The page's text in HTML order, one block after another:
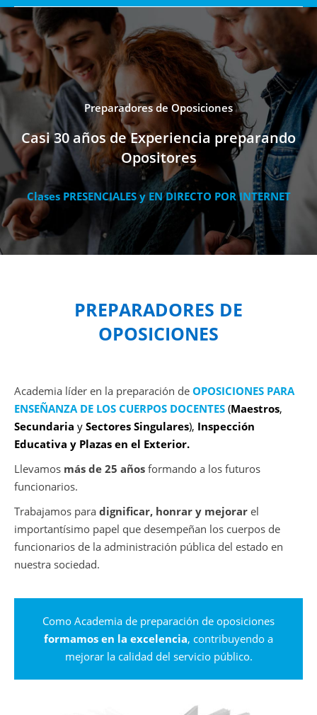
Preparadores de Oposiciones
Casi 30 años de Experiencia preparando
Opositores
Clases PRESENCIALES y EN DIRECTO POR INTERNET
PREPARADORES DE
OPOSICIONES
Academia líder en la preparación de OPOSICIONES PARA
ENSEÑANZA DE LOS CUERPOS DOCENTES (Maestros,
Secundaria y Sectores Singulares), Inspección
Educativa y Plazas en el Exterior.
Llevamos más de 25 años formando a los futuros
funcionarios.
Trabajamos para dignificar, honrar y mejorar el
importantísimo papel que desempeñan los cuerpos de
funcionarios de la administración pública del estado en
nuestra sociedad.
Como Academia de preparación de oposiciones
formamos en la excelencia, contribuyendo a
mejorar la calidad del servicio público.